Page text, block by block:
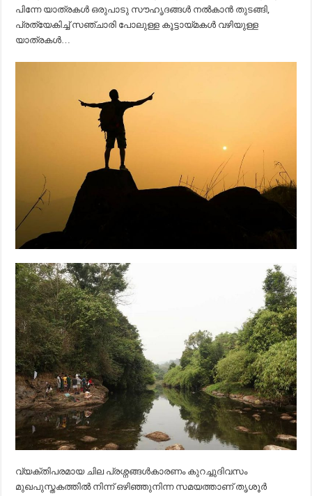
പിന്നേ യാത്രകൾ ഒരുപാടു സൗഹൃദങ്ങൾ നൽകാൻ തുടങ്ങി,
പ്രത്യേകിച്ച് സഞ്ചാരി പോലുള്ള കൂട്ടായ്മകൾ വഴിയുള്ള
യാത്രകൾ…
വ്യക്തിപരമായ ചില പ്രശ്നങ്ങൾകാരണം കുറച്ചുദിവസം
മുഖപുസ്തകത്തിൽ നിന്ന് ഒഴിഞ്ഞുനിന്ന സമയത്താണ് തൃശൂർ